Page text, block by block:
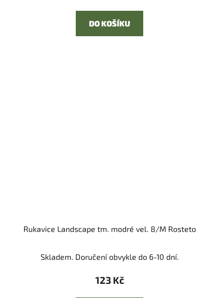
DO KOŠÍKU
Rukavice Landscape tm. modré vel. 8/M Rosteto
Skladem. Doručení obvykle do 6-10 dní.
123 Kč